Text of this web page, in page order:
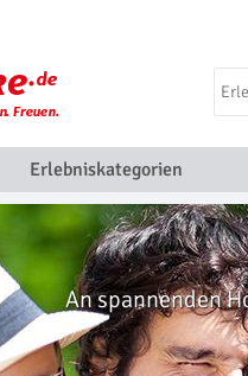
Erlebniskategorien
An spannenden